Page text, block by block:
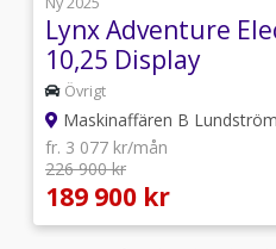
Lynx Adventure
10,25 Display
Övrigt
Maskinaffären B Lundström
fr. 3 077 kr/mån
226 900 kr
189 900 kr